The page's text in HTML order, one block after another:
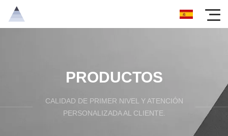
PRODUCTOS
CALIDAD DE PRIMER NIVEL Y ATENCIÓN
PERSONALIZADA AL CLIENTE.